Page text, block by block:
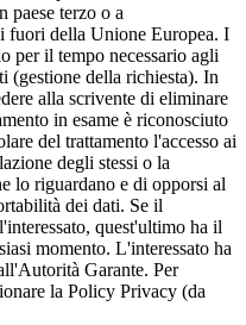
paese terzo o a
fuori della Unione Europea. I
per il tempo necessario agli
(gestione della richiesta). In
alla scrivente di eliminare
in esame è riconosciuto
del trattamento l'accesso ai
degli stessi o la
lo riguardano e di opporsi al
dei dati. Se il
quest'ultimo ha il
momento. L'interessato ha
Garante. Per
la Policy Privacy (da